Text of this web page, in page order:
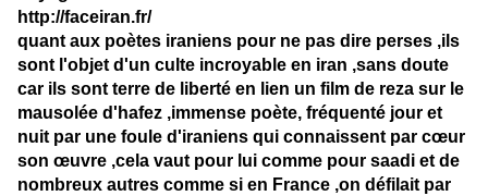
http://faceiran.fr/
quant aux poètes iraniens pour ne pas dire perses ,ils
sont l'objet d'un culte incroyable en iran ,sans doute
car ils sont terre de liberté en lien un film de reza sur le
mausolée d'hafez ,immense poète, fréquenté jour et
nuit par une foule d'iraniens qui connaissent par cœur
son œuvre ,cela vaut pour lui comme pour saadi et de
nombreux autres comme si en France ,on défilait par